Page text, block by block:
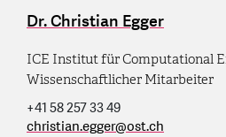
Dr. Christian Egger
ICE Institut für Computational
Wissenschaftlicher Mitarbeiter
+41 58 257 33 49
christian.egger@ost.ch